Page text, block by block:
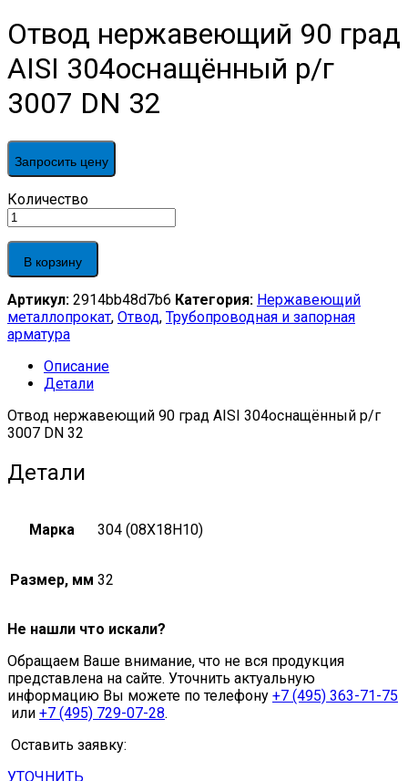
Отвод нержавеющий 90 град
AISI 304оснащённый р/г
3007 DN 32
Запросить цену
Отвод
нержавеющий
90
град
AISI
р/
г
3007
quantity
Количество
В корзину
Артикул: 2914bb48d7b6 Категория: Нержавеющий
металлопрокат, Отвод, Трубопроводная и запорная
арматура
Описание
Детали
Отвод нержавеющий 90 град AISI 304оснащённый р/г
3007 DN 32
Детали
Марка 304 (08Х18Н10)
Размер, мм 32
Не нашли что искали?
Обращаем Ваше внимание, что не вся продукция
представлена на сайте. Уточнить актуальную
информацию Вы можете по телефону +7 (495) 363-71-75
или +7 (495) 729-07-28.
Оставить заявку:
УТОЧНИТЬ